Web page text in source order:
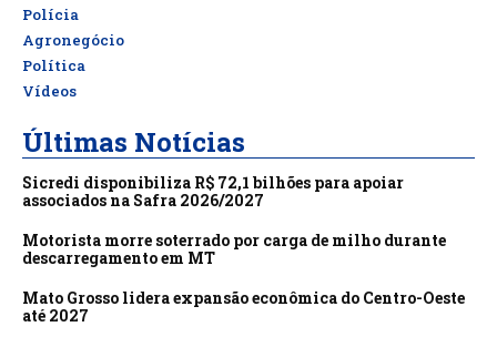
Polícia
Agronegócio
Política
Vídeos
Últimas Notícias
Sicredi disponibiliza R$ 72,1 bilhões para apoiar
associados na Safra 2026/2027
Motorista morre soterrado por carga de milho durante
descarregamento em MT
Mato Grosso lidera expansão econômica do Centro-Oeste
até 2027